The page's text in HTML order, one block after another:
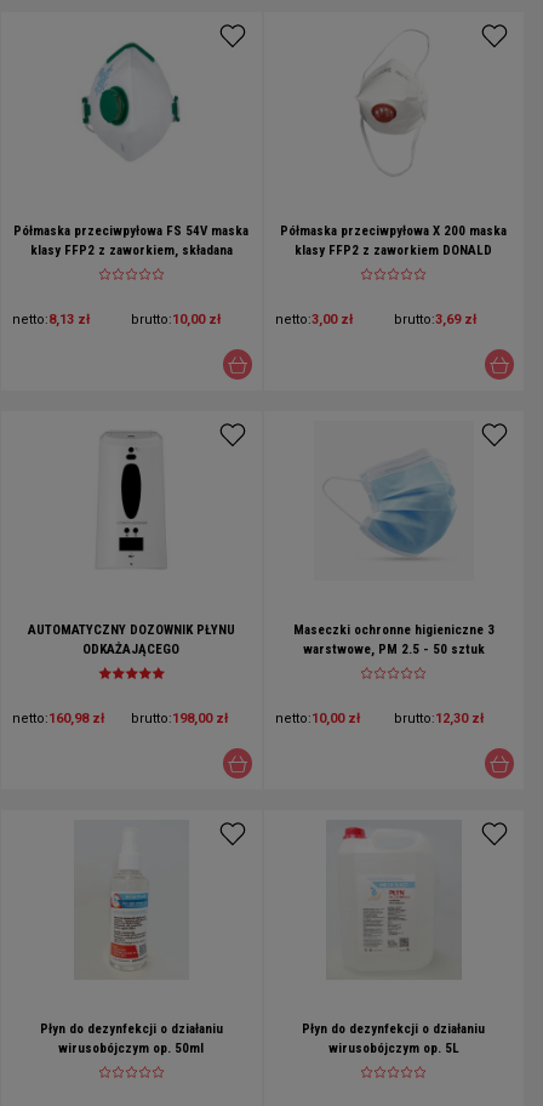
Półmaska przeciwpyłowa FS 54V maska
klasy FFP2 z zaworkiem, składana
netto:8,13 zł brutto:10,00 zł
Półmaska przeciwpyłowa X 200 maska
klasy FFP2 z zaworkiem DONALD
netto:3,00 zł brutto:3,69 zł
AUTOMATYCZNY DOZOWNIK PŁYNU
ODKAŻAJĄCEGO
netto:160,98 zł brutto:198,00 zł
Maseczki ochronne higieniczne 3
warstwowe, PM 2.5 - 50 sztuk
netto:10,00 zł brutto:12,30 zł
Płyn do dezynfekcji o działaniu
wirusobójczym op. 50ml
Płyn do dezynfekcji o działaniu
wirusobójczym op. 5L